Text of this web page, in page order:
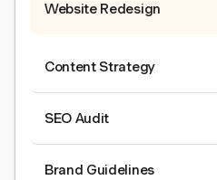
Website Redesign
Content Strategy
SEO Audit
Brand Guidelines